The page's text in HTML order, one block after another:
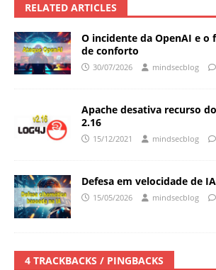
RELATED ARTICLES
O incidente da OpenAI e o
de conforto
30/07/2026 mindsecblog
Apache desativa recurso
2.16
15/12/2021 mindsecblog
Defesa em velocidade de IA
15/05/2026 mindsecblog
4 TRACKBACKS / PINGBACKS